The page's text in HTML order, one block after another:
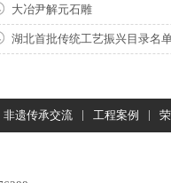
大冶尹解元石雕
湖北首批传统工艺振兴目录名
非遗传承交流 | 工程案例 |